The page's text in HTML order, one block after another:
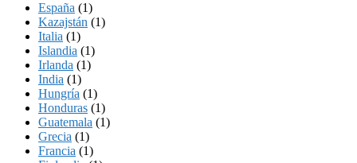
España (1)
Kazajstán (1)
Italia (1)
Islandia (1)
Irlanda (1)
India (1)
Hungría (1)
Honduras (1)
Guatemala (1)
Grecia (1)
Francia (1)